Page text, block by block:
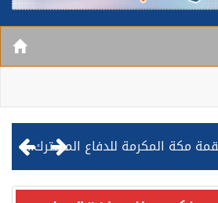
البيان المشترك لقمة مكة المكرمة للدفاع المشترك بين المملكة وتركيا وباكستان
قيادة القوات المشتركة للتحالف: نفذنا عملية رد عسكري متناسبة لأهداف عسكرية مشروعة تابعة للمليشيا الحوثية الإرهابية في محافظة الحديدة